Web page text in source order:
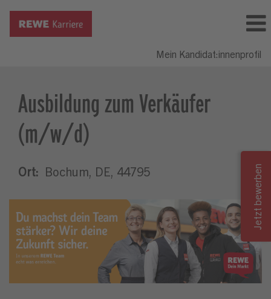
Mein Kandidat:innenprofil
Ausbildung zum Verkäufer
(m/w/d)
Ort: Bochum, DE, 44795